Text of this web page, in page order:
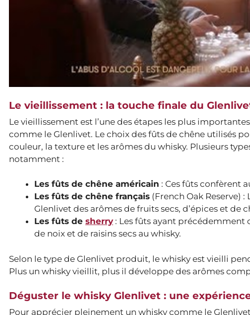
Le vieillissement : la touche finale du
Le vieillissement est l’une des étapes les plus
comme le Glenlivet. Le choix des fûts de chêne utilisés
couleur, la texture et les arômes du whisky. Plusieurs
notamment :
Les fûts de chêne américain : Ces fûts confèrent
Les fûts de chêne français (French Oak Reserve)
Glenlivet des arômes de fruits secs, d’épices et de
Les fûts de sherry : Les fûts ayant
de noix et de raisins secs au whisky.
Selon le type de Glenlivet produit, le whisky est vieilli
Plus un whisky vieillit, plus il développe des arômes
Déguster le whisky Glenlivet : une
Pour apprécier pleinement un whisky comme le